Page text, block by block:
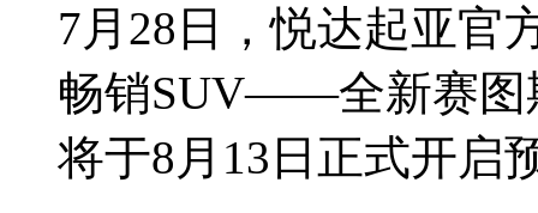
7月28日，悦达起亚官
畅销SUV——全新赛图
将于8月13日正式开启